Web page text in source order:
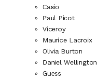
Casio
Paul Picot
Viceroy
Maurice Lacroix
Olivia Burton
Daniel Wellington
Guess